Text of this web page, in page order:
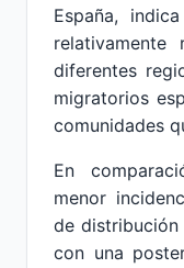
España,
diferentes
migratorios
comunidades
En
menor
de distribución
con una